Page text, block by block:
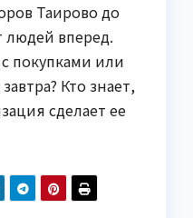
Таирово до
людей вперед.
покупками или
Кто знает,
сделает ее